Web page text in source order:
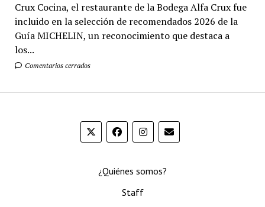
Crux Cocina, el restaurante de la Bodega Alfa Crux fue
incluido en la selección de recomendados 2026 de la
Guía MICHELIN, un reconocimiento que destaca a
los...
Comentarios cerrados
¿Quiénes somos?
Staff